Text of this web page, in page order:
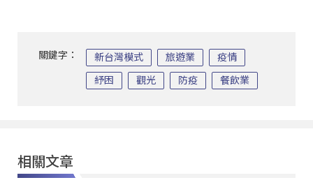
關鍵字： 新台灣模式 旅遊業 疫情
紓困 觀光 防疫 餐飲業
相關文章